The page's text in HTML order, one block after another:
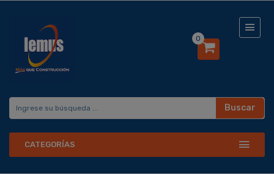
0
Buscar
CATEGORÍAS